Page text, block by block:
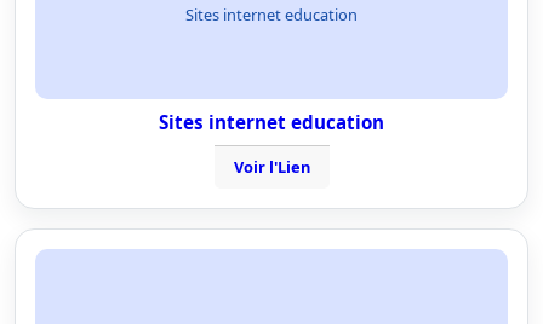
Sites internet education
Sites internet education
Voir l'Lien